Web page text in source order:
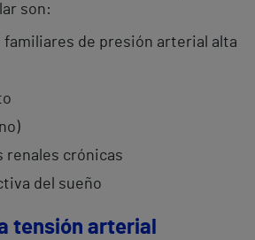
son:
de presión arterial alta
renales crónicas
del sueño
tensión arterial